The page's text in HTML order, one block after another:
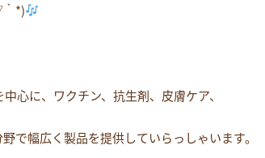
*)
心に、ワクチン、抗生剤、皮膚ケア、
で幅広く製品を提供していらっしゃいます。